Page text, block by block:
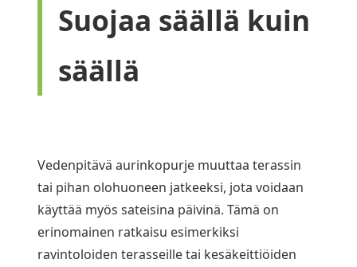
Suojaa säällä kuin
säällä
Vedenpitävä aurinkopurje muuttaa terassin
tai pihan olohuoneen jatkeeksi, jota voidaan
käyttää myös sateisina päivinä. Tämä on
erinomainen ratkaisu esimerkiksi
ravintoloiden terasseille tai kesäkeittiöiden